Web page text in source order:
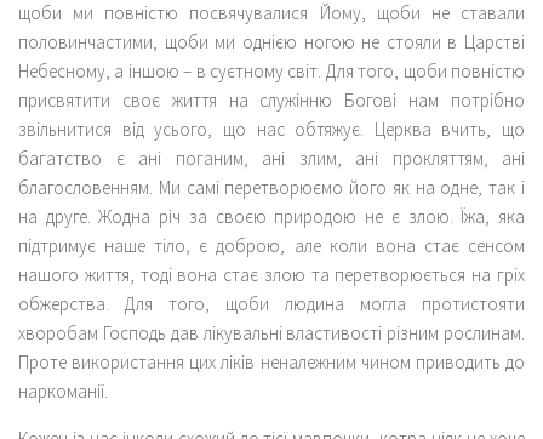
щоби ми повністю посвячувалися Йому, щоби не ставали
половинчастими, щоби ми однією ногою не стояли в Царстві
Небесному, а іншою – в суєтному світ. Для того, щоби повністю
присвятити своє життя на служінню Богові нам потрібно
звільнитися від усього, що нас обтяжує. Церква вчить, що
багатство є ані поганим, ані злим, ані прокляттям, ані
благословенням. Ми самі перетворюємо його як на одне, так і
на друге. Жодна річ за своєю природою не є злою. Їжа, яка
підтримує наше тіло, є доброю, але коли вона стає сенсом
нашого життя, тоді вона стає злою та перетворюється на гріх
обжерства. Для того, щоби людина могла протистояти
хворобам Господь дав лікувальні властивості різним рослинам.
Проте використання цих ліків неналежним чином приводить до
наркоманії.